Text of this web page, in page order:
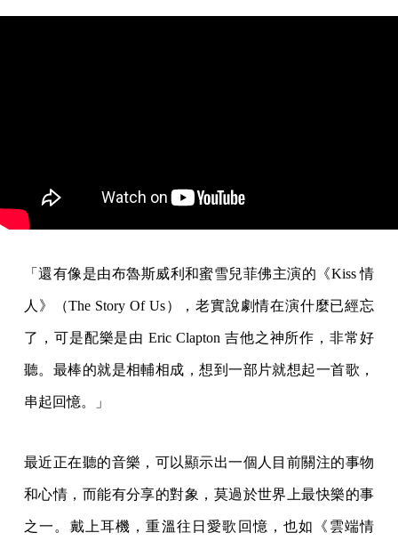
「還有像是由布魯斯威利和蜜雪兒菲佛主演的《Kiss 情
人》（The Story Of Us），老實說劇情在演什麼已經忘
了，可是配樂是由 Eric Clapton 吉他之神所作，非常好
聽。最棒的就是相輔相成，想到一部片就想起一首歌，
串起回憶。」
最近正在聽的音樂，可以顯示出一個人目前關注的事物
和心情，而能有分享的對象，莫過於世界上最快樂的事
之一。戴上耳機，重溫往日愛歌回憶，也如《雲端情